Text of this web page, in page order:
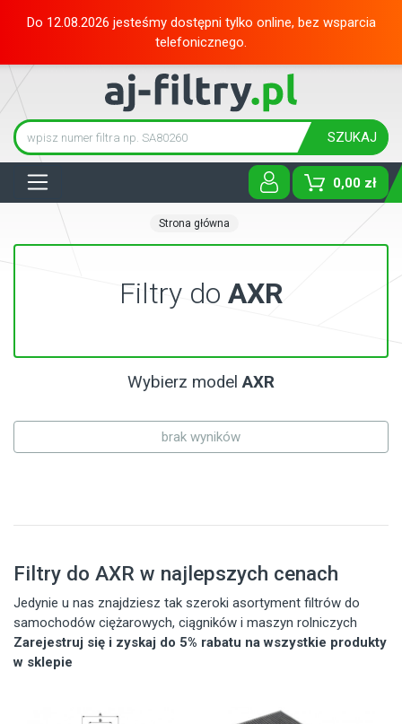
Do 12.08.2026 jesteśmy dostępni tylko online, bez wsparcia
telefonicznego.
SZUKAJ
0,00 zł
Strona główna
Filtry do AXR
Wybierz modelAXR
brak wyników
Filtry do AXR w najlepszych cenach
Jedynie u nas znajdziesz tak szeroki asortyment filtrów do
samochodów ciężarowych, ciągników i maszyn rolniczych
Zarejestruj się i zyskaj do 5% rabatu na wszystkie produkty
w sklepie